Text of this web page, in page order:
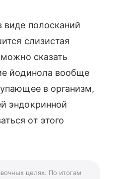
полосканий
слизистая
сказать
йодинола вообще
в организм,
эндокринной
от этого
целях. По итогам